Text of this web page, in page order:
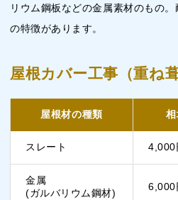
リウム鋼板などの金属素材のもの
の特徴があります。
屋根カバー工事（重ね
屋根材の種類
スレート 4,000
金属
(ガルバリウム鋼材)
6,000